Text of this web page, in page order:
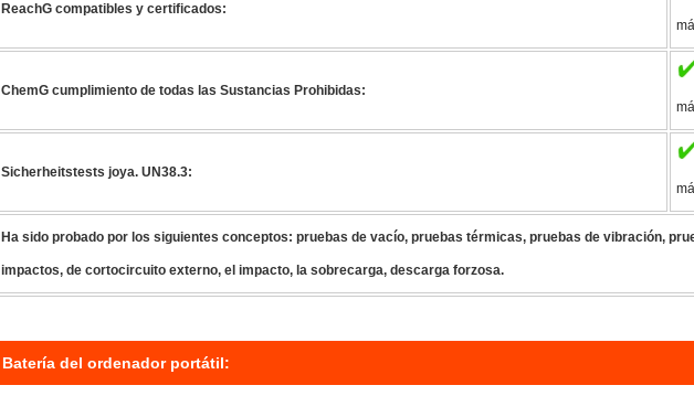
ReachG compatibles y certificados:
ChemG cumplimiento de todas las Sustancias Prohibidas:
Sicherheitstests joya. UN38.3:
Ha sido probado por los siguientes conceptos: pruebas de vacío, pruebas térmicas, pruebas de vibración,
impactos, de cortocircuito externo, el impacto, la sobrecarga, descarga forzosa.
Batería del ordenador portátil: